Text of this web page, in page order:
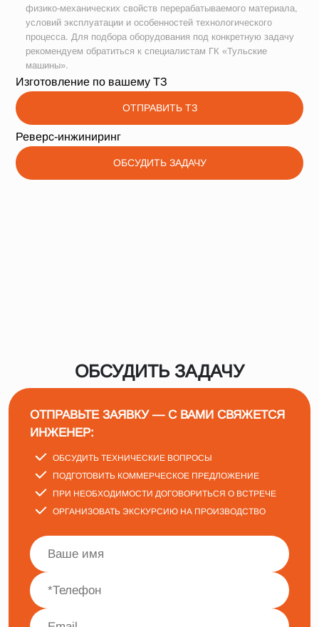
физико-механических свойств перерабатываемого материала,
условий эксплуатации и особенностей технологического
процесса. Для подбора оборудования под конкретную задачу
рекомендуем обратиться к специалистам ГК «Тульские
машины».
Изготовление по вашему ТЗ
ОТПРАВИТЬ ТЗ
Реверс-инжиниринг
ОБСУДИТЬ ЗАДАЧУ
ОБСУДИТЬ ЗАДАЧУ
ОТПРАВЬТЕ ЗАЯВКУ — С ВАМИ СВЯЖЕТСЯ
ИНЖЕНЕР:
ОБСУДИТЬ ТЕХНИЧЕСКИЕ ВОПРОСЫ
ПОДГОТОВИТЬ КОММЕРЧЕСКОЕ ПРЕДЛОЖЕНИЕ
ПРИ НЕОБХОДИМОСТИ ДОГОВОРИТЬСЯ О ВСТРЕЧЕ
ОРГАНИЗОВАТЬ ЭКСКУРСИЮ НА ПРОИЗВОДСТВО